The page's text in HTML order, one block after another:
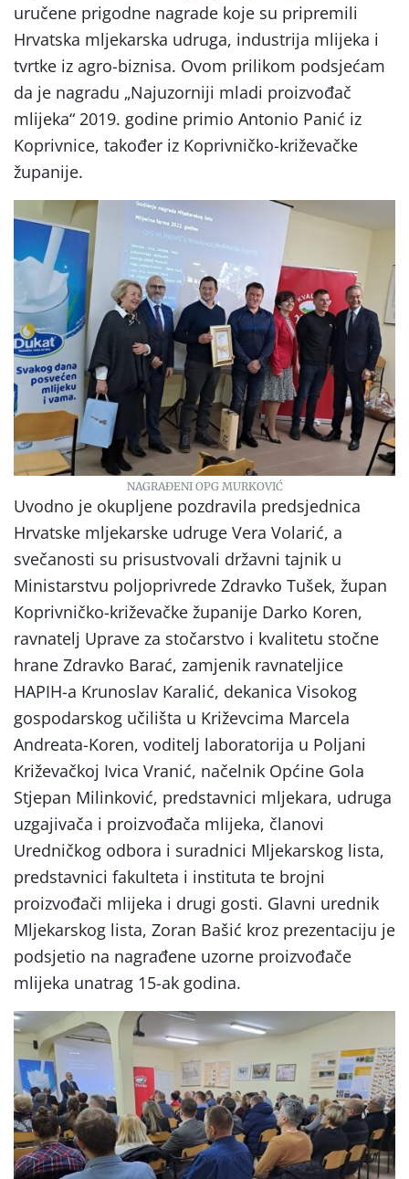
uručene prigodne nagrade koje su pripremili
Hrvatska mljekarska udruga, industrija mlijeka i
tvrtke iz agro-biznisa. Ovom prilikom podsjećam
da je nagradu „Najuzorniji mladi proizvođač
mlijeka“ 2019. godine primio Antonio Panić iz
Koprivnice, također iz Koprivničko-križevačke
županije.
NAGRAĐENI OPG MURKOVIĆ
Uvodno je okupljene pozdravila predsjednica
Hrvatske mljekarske udruge Vera Volarić, a
svečanosti su prisustvovali državni tajnik u
Ministarstvu poljoprivrede Zdravko Tušek, župan
Koprivničko-križevačke županije Darko Koren,
ravnatelj Uprave za stočarstvo i kvalitetu stočne
hrane Zdravko Barać, zamjenik ravnateljice
HAPIH-a Krunoslav Karalić, dekanica Visokog
gospodarskog učilišta u Križevcima Marcela
Andreata-Koren, voditelj laboratorija u Poljani
Križevačkoj Ivica Vranić, načelnik Općine Gola
Stjepan Milinković, predstavnici mljekara, udruga
uzgajivača i proizvođača mlijeka, članovi
Uredničkog odbora i suradnici Mljekarskog lista,
predstavnici fakulteta i instituta te brojni
proizvođači mlijeka i drugi gosti. Glavni urednik
Mljekarskog lista, Zoran Bašić kroz prezentaciju je
podsjetio na nagrađene uzorne proizvođače
mlijeka unatrag 15-ak godina.